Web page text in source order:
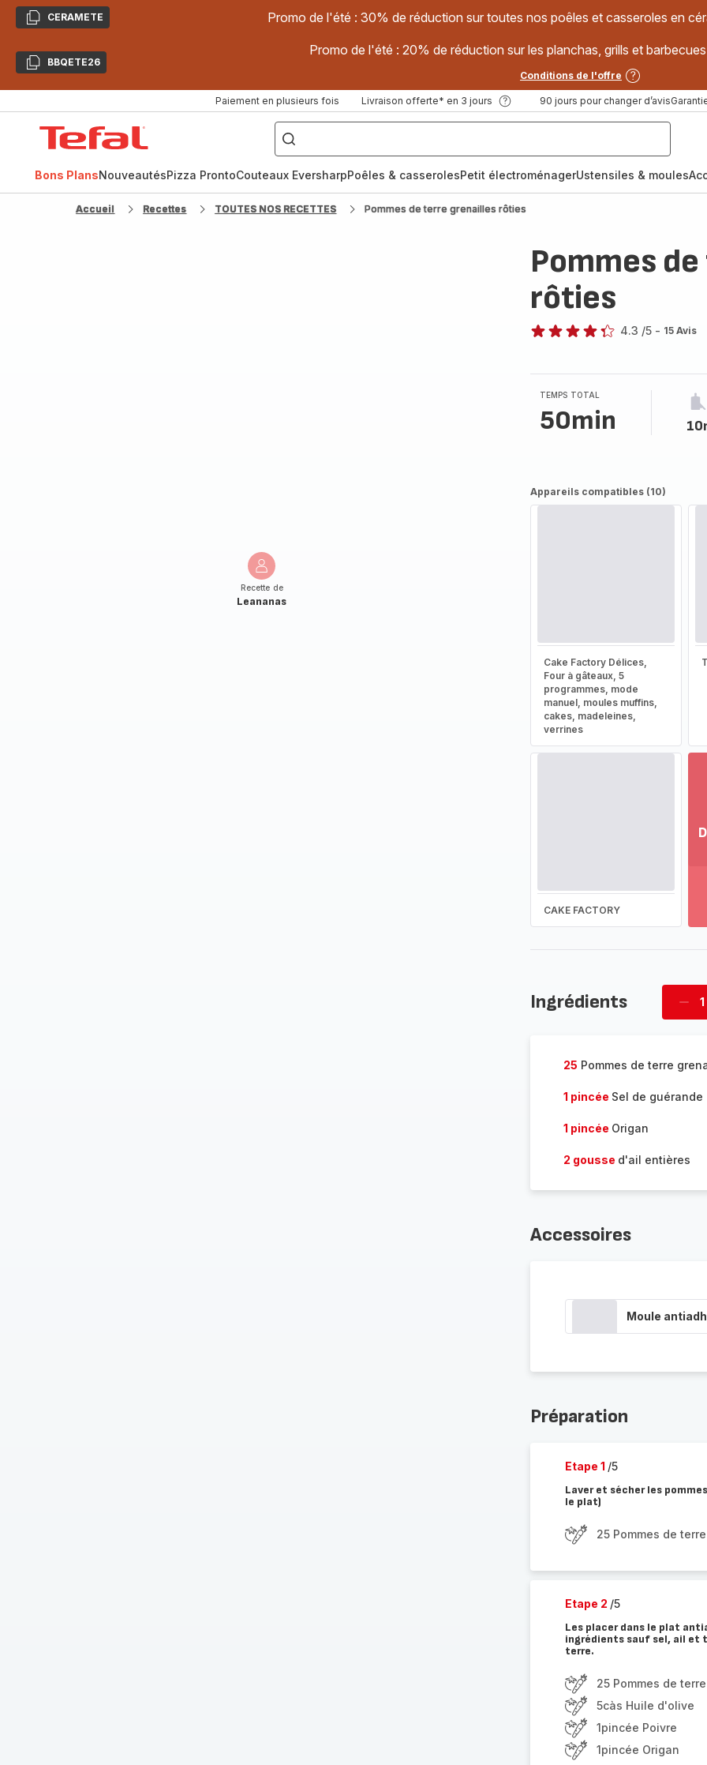
CopierCERAMETE Promo de l'été : 30% de réduction sur toutes nos poêles et casseroles en
CopierBBQETE26
Promo de l'été : 20% de réduction sur les planchas, grills et
Conditions de l'offre
Paiement en plusieurs fois Livraison offerte* en 3 jours 90 jours pour changer d’avis
["Poêles
inox,
Cake
Factory,
Bons PlansNouveautésPizza ProntoCouteaux EversharpPoêles & casserolesPetit électroménagerUstensiles & moules
Accueil Recettes TOUTES NOS RECETTES Pommes de terre grenailles rôties
Recette de
Leananas
Pommes
rôties
4.3 /5 - 15 Avis
TEMPS TOTAL
50min
Appareils compatibles (10)
Cake Factory Délices,
Four à gâteaux, 5
programmes, mode
manuel, moules muffins,
cakes, madeleines,
verrines
CAKE FACTORY
la
Ingrédients
25 Pommes de terre
1 pincée Sel de guérande
1 pincée Origan
2 gousse d'ail entières
Accessoires
Moule
Préparation
Etape 1 /5
Laver et sécher les
le plat)
25 Pommes de
Etape 2 /5
Les placer dans le plat
ingrédients sauf sel, ail et
terre.
25 Pommes de
5càs Huile d'olive
1pincée Poivre
1pincée Origan